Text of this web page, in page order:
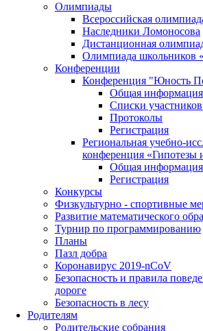
Олимпиады
Всероссийская
Наследники Ломоносова
Дистанционная
Олимпиада школьников
Конференции
Конференция "Юность
Общая информация
Списки
Протоколы
Регистрация
Региональная учебно-
конференция «Гипотезы
Общая информация
Регистрация
Конкурсы
Физкультурно - спортивные
Развитие математического
Турнир по программированию
Планы
Пазл добра
Коронавирус 2019-nCoV
Безопасность и правила
дороге
Безопасность в лесу
Родителям
Родительские собрания